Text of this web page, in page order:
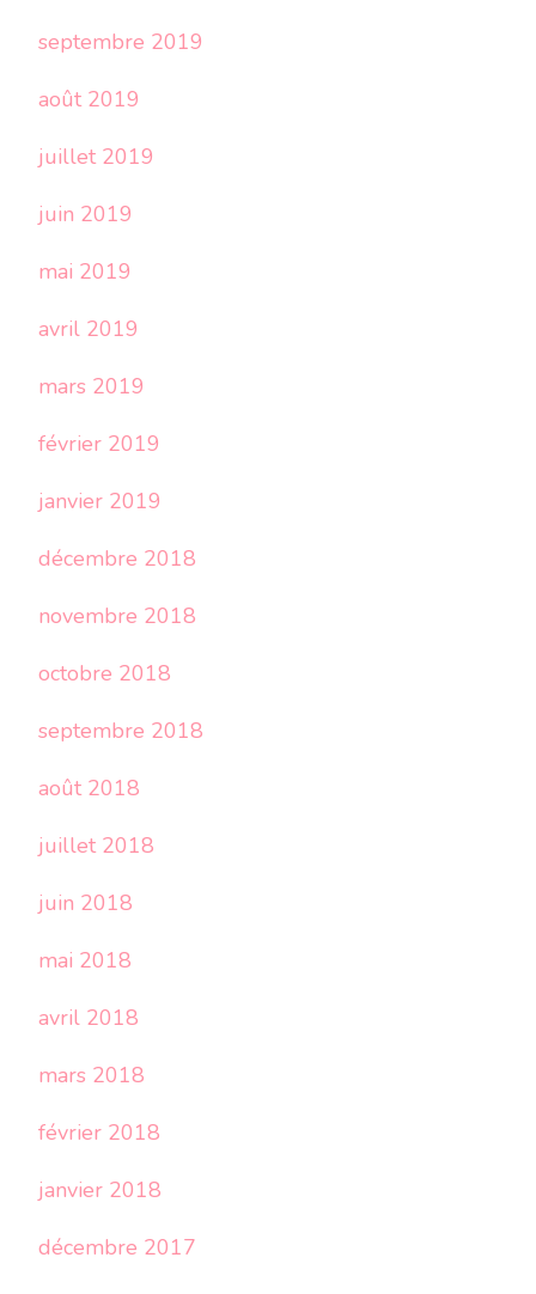
septembre 2019
août 2019
juillet 2019
juin 2019
mai 2019
avril 2019
mars 2019
février 2019
janvier 2019
décembre 2018
novembre 2018
octobre 2018
septembre 2018
août 2018
juillet 2018
juin 2018
mai 2018
avril 2018
mars 2018
février 2018
janvier 2018
décembre 2017